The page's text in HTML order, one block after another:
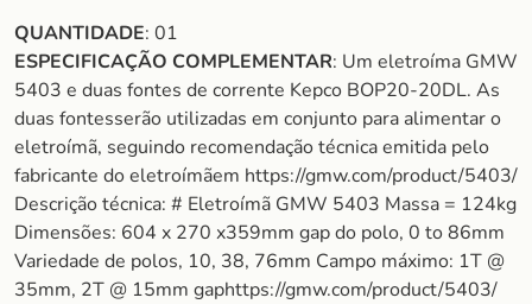
QUANTIDADE: 01
ESPECIFICAÇÃO COMPLEMENTAR: Um eletroíma GMW
5403 e duas fontes de corrente Kepco BOP20-20DL. As
duas fontesserão utilizadas em conjunto para alimentar o
eletroímã, seguindo recomendação técnica emitida pelo
fabricante do eletroímãem https://gmw.com/product/5403/
Descrição técnica: # Eletroímã GMW 5403 Massa = 124kg
Dimensões: 604 x 270 x359mm gap do polo, 0 to 86mm
Variedade de polos, 10, 38, 76mm Campo máximo: 1T @
35mm, 2T @ 15mm gaphttps://gmw.com/product/5403/